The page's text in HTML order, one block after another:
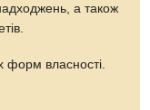
а також
форм власності.